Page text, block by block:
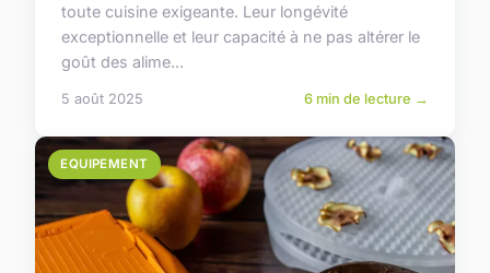
toute cuisine exigeante. Leur longévité
exceptionnelle et leur capacité à ne pas altérer le
goût des alime...
5 août 2025 6 min de lecture →
EQUIPEMENT